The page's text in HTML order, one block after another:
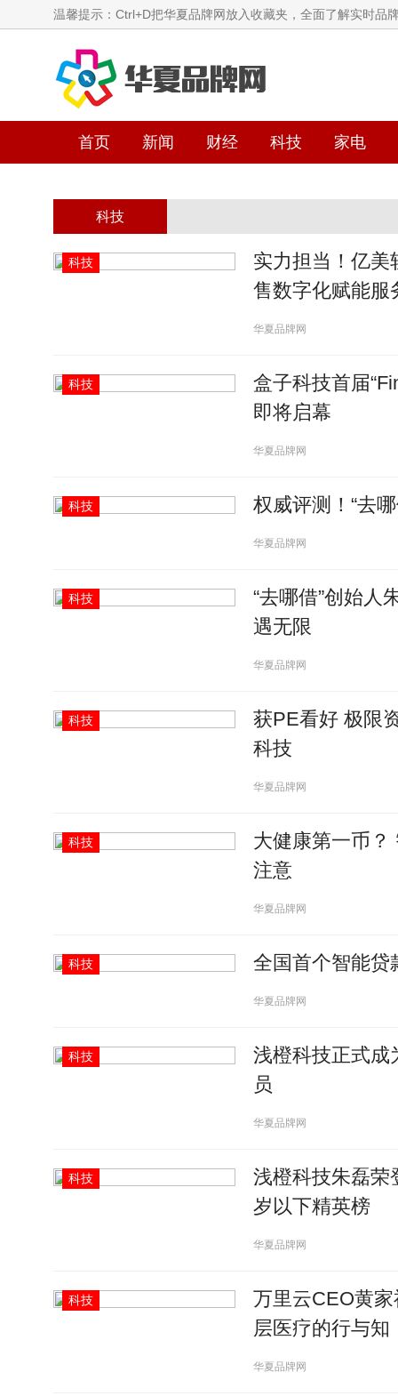
温馨提示：Ctrl+D把华夏品牌网放入收藏夹，全面了解实时品
首页 新闻 财经 科技 家电
科技
科技
实力担当！亿美
售数字化赋能服
华夏品牌网
科技
盒子科技首届
即将启幕
华夏品牌网
科技 权威评测！“去
华夏品牌网
科技
“去哪借”创始人
遇无限
华夏品牌网
科技
获PE看好 极限
科技
华夏品牌网
科技
大健康第一币？
注意
华夏品牌网
科技 全国首个智能贷
华夏品牌网
科技
浅橙科技正式成
员
华夏品牌网
科技
浅橙科技朱磊荣
岁以下精英榜
华夏品牌网
科技
万里云CEO黄
层医疗的行与知
华夏品牌网